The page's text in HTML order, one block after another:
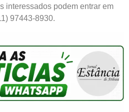
interessados podem entrar em
97443-8930.